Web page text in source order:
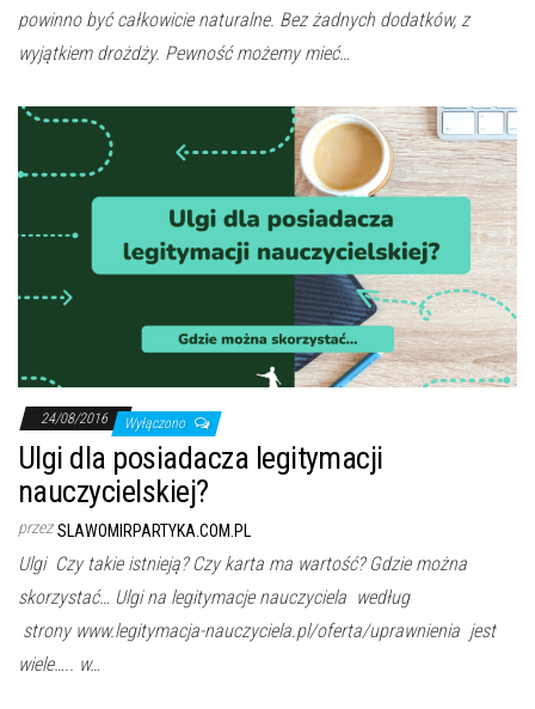
powinno być całkowicie naturalne. Bez żadnych dodatków, z
wyjątkiem drożdży. Pewność możemy mieć…
24/08/2016 Wyłączono
Ulgi dla posiadacza legitymacji
nauczycielskiej?
przez SLAWOMIRPARTYKA.COM.PL
Ulgi Czy takie istnieją? Czy karta ma wartość? Gdzie można
skorzystać… Ulgi na legitymacje nauczyciela według
strony www.legitymacja-nauczyciela.pl/oferta/uprawnienia jest
wiele….. w…